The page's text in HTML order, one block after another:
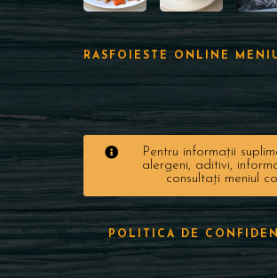
RASFOIESTE ONLINE
Pentru informații
alergeni, aditivi,
consultați meniul
POLITICA DE